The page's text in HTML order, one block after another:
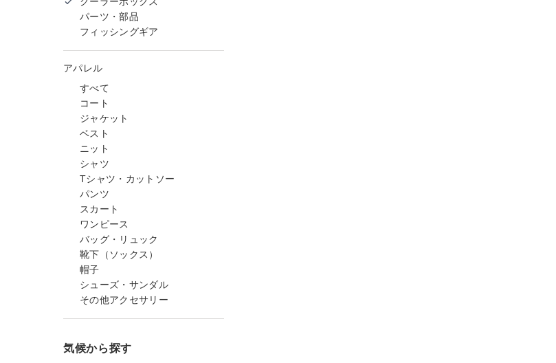
パーツ・部品
フィッシングギア
アパレル
すべて
コート
ジャケット
ベスト
ニット
シャツ
Tシャツ・カットソー
パンツ
スカート
ワンピース
バッグ・リュック
靴下（ソックス）
帽子
シューズ・サンダル
その他アクセサリー
気候から探す